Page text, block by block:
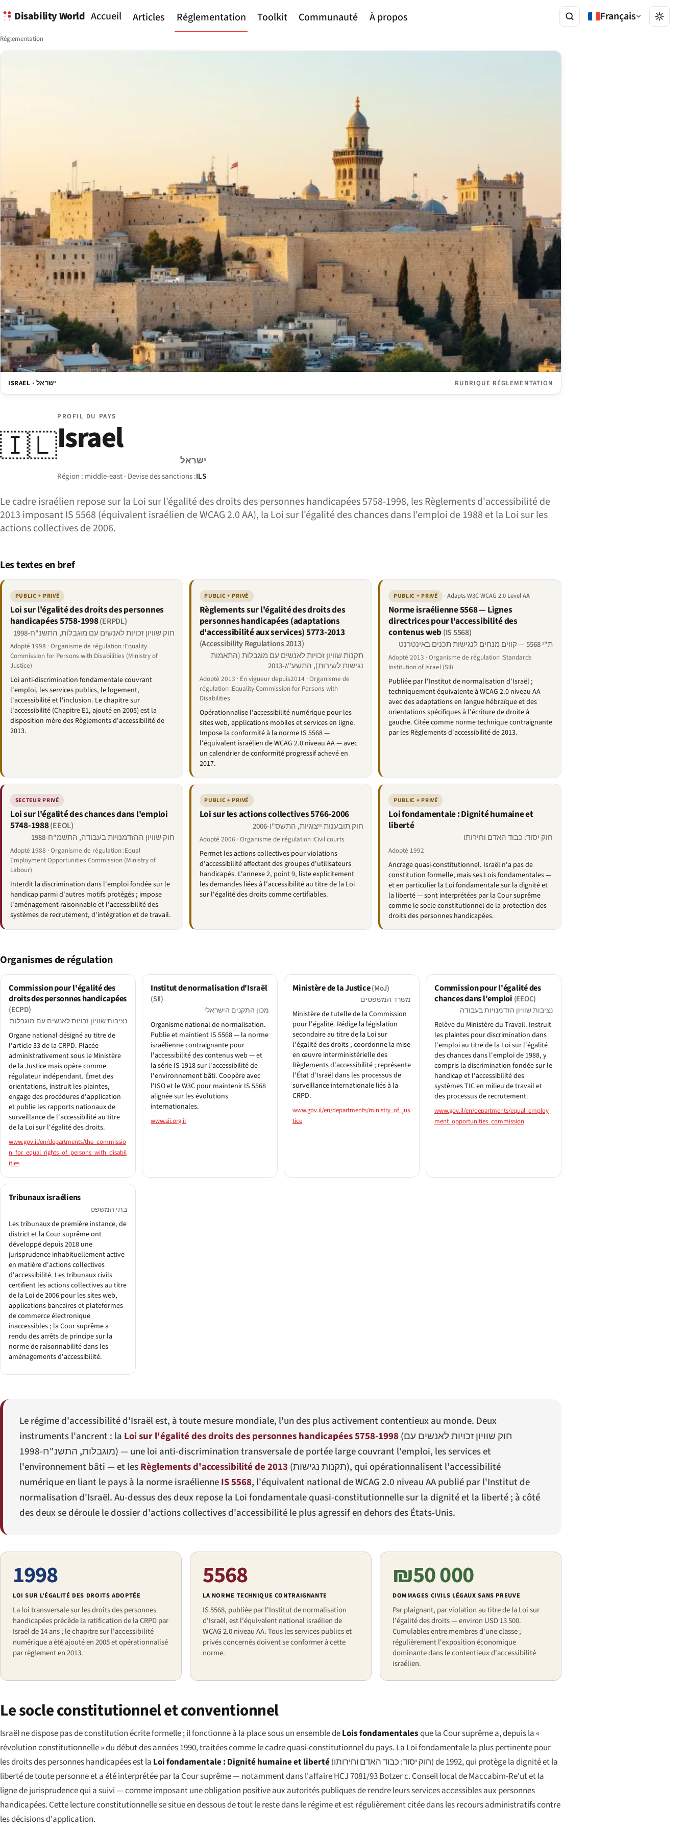
Disability World Accueil Articles Réglementation Toolkit Communauté À propos Français
Réglementation
ISRAEL · ישראל RUBRIQUE RÉGLEMENTATION
🇮🇱
PROFIL DU PAYS
Israel
ישראל
Région : middle-east · Devise des sanctions :ILS
Le cadre israélien repose sur la Loi sur l'égalité des droits des personnes handicapées 5758-1998, les Règlements d'accessibilité de
2013 imposant IS 5568 (équivalent israélien de WCAG 2.0 AA), la Loi sur l'égalité des chances dans l'emploi de 1988 et la Loi sur les
actions collectives de 2006.
Les textes en bref
PUBLIC + PRIVÉ
Loi sur l'égalité des droits des personnes
handicapées 5758-1998(ERPDL)
חוק שוויון זכויות לאנשים עם מוגבלות, התשנ"ח-1998
Adopté 1998 · Organisme de régulation :Equality
Commission for Persons with Disabilities (Ministry of
Justice)
Loi anti-discrimination fondamentale couvrant
l'emploi, les services publics, le logement,
l'accessibilité et l'inclusion. Le chapitre sur
l'accessibilité (Chapitre E1, ajouté en 2005) est la
disposition mère des Règlements d'accessibilité de
2013.
PUBLIC + PRIVÉ
Règlements sur l'égalité des droits des
personnes handicapées (adaptations
d'accessibilité aux services) 5773-2013
(Accessibility Regulations 2013)
תקנות שוויון זכויות לאנשים עם מוגבלות (התאמות
נגישות לשירות), התשע"ג-2013
Adopté 2013 · En vigueur depuis2014 · Organisme de
régulation :Equality Commission for Persons with
Disabilities
Opérationnalise l'accessibilité numérique pour les
sites web, applications mobiles et services en ligne.
Impose la conformité à la norme IS 5568 —
l'équivalent israélien de WCAG 2.0 niveau AA — avec
un calendrier de conformité progressif achevé en
2017.
PUBLIC + PRIVÉ · Adapts W3C WCAG 2.0 Level AA
Norme israélienne 5568 — Lignes
directrices pour l'accessibilité des
contenus web(IS 5568)
ת"י 5568 — קווים מנחים לנגישות תכנים באינטרנט
Adopté 2013 · Organisme de régulation :Standards
Institution of Israel (SII)
Publiée par l'Institut de normalisation d'Israël ;
techniquement équivalente à WCAG 2.0 niveau AA
avec des adaptations en langue hébraïque et des
orientations spécifiques à l'écriture de droite à
gauche. Citée comme norme technique contraignante
par les Règlements d'accessibilité de 2013.
SECTEUR PRIVÉ
Loi sur l'égalité des chances dans l'emploi
5748-1988(EEOL)
חוק שוויון ההזדמנויות בעבודה, התשמ"ח-1988
Adopté 1988 · Organisme de régulation :Equal
Employment Opportunities Commission (Ministry of
Labour)
Interdit la discrimination dans l'emploi fondée sur le
handicap parmi d'autres motifs protégés ; impose
l'aménagement raisonnable et l'accessibilité des
systèmes de recrutement, d'intégration et de travail.
PUBLIC + PRIVÉ
Loi sur les actions collectives 5766-2006
חוק תובענות ייצוגיות, התשס"ו-2006
Adopté 2006 · Organisme de régulation :Civil courts
Permet les actions collectives pour violations
d'accessibilité affectant des groupes d'utilisateurs
handicapés. L'annexe 2, point 9, liste explicitement
les demandes liées à l'accessibilité au titre de la Loi
sur l'égalité des droits comme certifiables.
PUBLIC + PRIVÉ
Loi fondamentale : Dignité humaine et
liberté
חוק יסוד: כבוד האדם וחירותו
Adopté 1992
Ancrage quasi-constitutionnel. Israël n'a pas de
constitution formelle, mais ses Lois fondamentales —
et en particulier la Loi fondamentale sur la dignité et
la liberté — sont interprétées par la Cour suprême
comme le socle constitutionnel de la protection des
droits des personnes handicapées.
Organismes de régulation
Commission pour l'égalité des
droits des personnes handicapées
(ECPD)
נציבות שוויון זכויות לאנשים עם מוגבלות
Organe national désigné au titre de
l'article 33 de la CRPD. Placée
administrativement sous le Ministère
de la Justice mais opère comme
régulateur indépendant. Émet des
orientations, instruit les plaintes,
engage des procédures d'application
et publie les rapports nationaux de
surveillance de l'accessibilité au titre
de la Loi sur l'égalité des droits.
www.gov.il/en/departments/the_commissio
n_for_equal_rights_of_persons_with_disabil
ities
Institut de normalisation d'Israël
(SII)
מכון התקנים הישראלי
Organisme national de normalisation.
Publie et maintient IS 5568 — la norme
israélienne contraignante pour
l'accessibilité des contenus web — et
la série IS 1918 sur l'accessibilité de
l'environnement bâti. Coopère avec
l'ISO et le W3C pour maintenir IS 5568
alignée sur les évolutions
internationales.
www.sii.org.il
Ministère de la Justice(MoJ)
משרד המשפטים
Ministère de tutelle de la Commission
pour l'égalité. Rédige la législation
secondaire au titre de la Loi sur
l'égalité des droits ; coordonne la mise
en œuvre interministérielle des
Règlements d'accessibilité ; représente
l'État d'Israël dans les processus de
surveillance internationale liés à la
CRPD.
www.gov.il/en/departments/ministry_of_jus
tice
Commission pour l'égalité des
chances dans l'emploi (EEOC)
נציבות שוויון הזדמנויות בעבודה
Relève du Ministère du Travail. Instruit
les plaintes pour discrimination dans
l'emploi au titre de la Loi sur l'égalité
des chances dans l'emploi de 1988, y
compris la discrimination fondée sur le
handicap et l'accessibilité des
systèmes TIC en milieu de travail et
des processus de recrutement.
www.gov.il/en/departments/equal_employ
ment_opportunities_commission
Tribunaux israéliens
בתי המשפט
Les tribunaux de première instance, de
district et la Cour suprême ont
développé depuis 2018 une
jurisprudence inhabituellement active
en matière d'actions collectives
d'accessibilité. Les tribunaux civils
certifient les actions collectives au titre
de la Loi de 2006 pour les sites web,
applications bancaires et plateformes
de commerce électronique
inaccessibles ; la Cour suprême a
rendu des arrêts de principe sur la
norme de raisonnabilité dans les
aménagements d'accessibilité.
Le régime d'accessibilité d'Israël est, à toute mesure mondiale, l'un des plus activement contentieux au monde. Deux
instruments l'ancrent : la Loi sur l'égalité des droits des personnes handicapées 5758-1998(חוק שוויון זכויות לאנשים עם
מוגבלות, התשנ"ח-1998) — une loi anti-discrimination transversale de portée large couvrant l'emploi, les services et
l'environnement bâti — et lesRèglements d'accessibilité de 2013 (תקנות נגישות), qui opérationnalisent l'accessibilité
numérique en liant le pays à la norme israélienneIS 5568, l'équivalent national de WCAG 2.0 niveau AA publié par l'Institut de
normalisation d'Israël. Au-dessus des deux repose la Loi fondamentale quasi-constitutionnelle sur la dignité et la liberté ; à côté
des deux se déroule le dossier d'actions collectives d'accessibilité le plus agressif en dehors des États-Unis.
1998
LOI SUR L'ÉGALITÉ DES DROITS ADOPTÉE
La loi transversale sur les droits des personnes
handicapées précède la ratification de la CRPD par
Israël de 14 ans ; le chapitre sur l'accessibilité
numérique a été ajouté en 2005 et opérationnalisé
par règlement en 2013.
5568
LA NORME TECHNIQUE CONTRAIGNANTE
IS 5568, publiée par l'Institut de normalisation
d'Israël, est l'équivalent national israélien de
WCAG 2.0 niveau AA. Tous les services publics et
privés concernés doivent se conformer à cette
norme.
₪50 000
DOMMAGES CIVILS LÉGAUX SANS PREUVE
Par plaignant, par violation au titre de la Loi sur
l'égalité des droits — environ USD 13 500.
Cumulables entre membres d'une classe ;
régulièrement l'exposition économique
dominante dans le contentieux d'accessibilité
israélien.
Le socle constitutionnel et conventionnel
Israël ne dispose pas de constitution écrite formelle ; il fonctionne à la place sous un ensemble deLois fondamentalesque la Cour suprême a, depuis la «
révolution constitutionnelle » du début des années 1990, traitées comme le cadre quasi-constitutionnel du pays. La Loi fondamentale la plus pertinente pour
les droits des personnes handicapées est la Loi fondamentale : Dignité humaine et liberté(חוק יסוד: כבוד האדם וחירותו) de 1992, qui protège la dignité et la
liberté de toute personne et a été interprétée par la Cour suprême — notamment dans l'affaireHCJ 7081/93 Botzer c. Conseil local de Maccabim-Re'utet la
ligne de jurisprudence qui a suivi — comme imposant une obligation positive aux autorités publiques de rendre leurs services accessibles aux personnes
handicapées. Cette lecture constitutionnelle se situe en dessous de tout le reste dans le régime et est régulièrement citée dans les recours administratifs contre
les décisions d'application.